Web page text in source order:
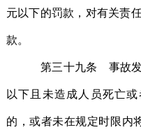
元以下的罚款，对有关责
款。
第三十九条 事故发生
以下且未造成人员死亡
的，或者未在规定时限内